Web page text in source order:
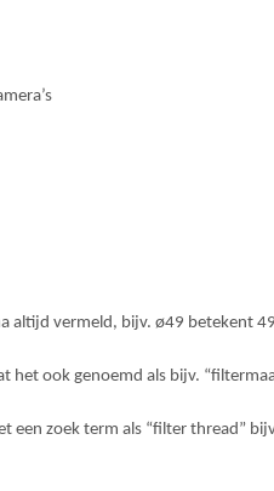
altijd vermeld, bijv. ø49 betekent
het ook genoemd als bijv.
een zoek term als “filter thread”